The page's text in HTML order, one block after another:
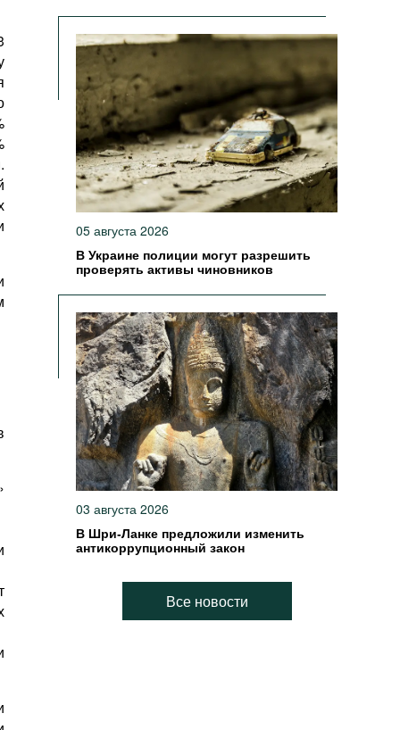
05 августа 2026
В Украине полиции могут разрешить
проверять активы чиновников
03 августа 2026
В Шри-Ланке предложили изменить
антикоррупционный закон
Все новости